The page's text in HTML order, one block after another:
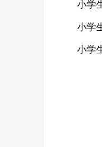
小学生
小学
小学